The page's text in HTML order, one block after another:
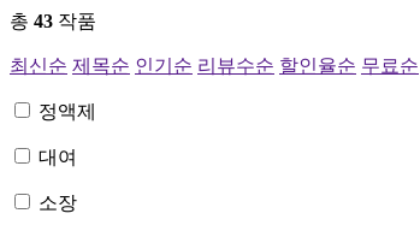
총 43 작품
최신순 제목순 인기순 리뷰수순 할인율순 무료순
정액제
대여
소장